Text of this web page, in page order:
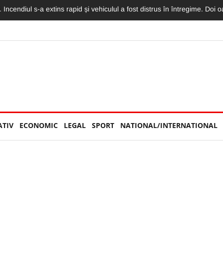
„Nu am văzut niciun echipaj de Poliție sau Jandarmerie”
ECONOMIC LEGAL SPORT NATIONAL/INTERNATIONAL